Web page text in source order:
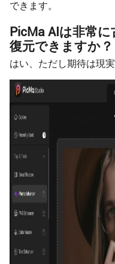
できます。
PicMa AIは非常
復元できますか？
はい、ただし期待は現